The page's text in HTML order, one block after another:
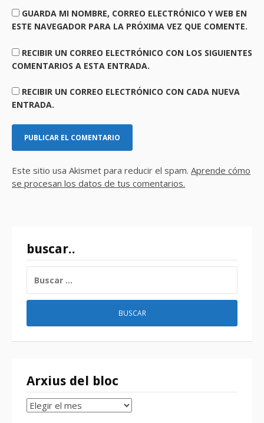
GUARDA MI NOMBRE, CORREO ELECTRÓNICO Y WEB EN
ESTE NAVEGADOR PARA LA PRÓXIMA VEZ QUE COMENTE.
RECIBIR UN CORREO ELECTRÓNICO CON LOS SIGUIENTES
COMENTARIOS A ESTA ENTRADA.
RECIBIR UN CORREO ELECTRÓNICO CON CADA NUEVA
ENTRADA.
Este sitio usa Akismet para reducir el spam. Aprende cómo
se procesan los datos de tus comentarios.
buscar..
Arxius del bloc
Arxius